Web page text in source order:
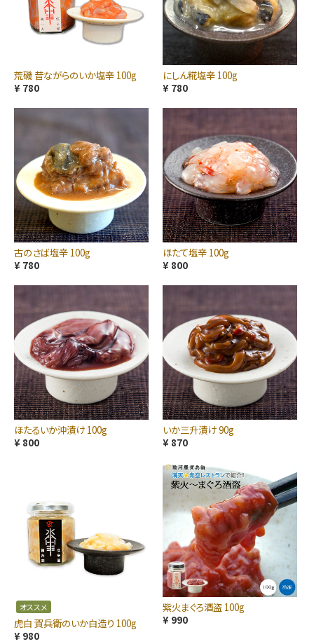
荒磯 昔ながらのいか塩辛 100g
¥ 780
にしん糀塩辛 100g
¥ 780
古のさば塩辛 100g
¥ 780
ほたて塩辛 100g
¥ 800
ほたるいか沖漬け 100g
¥ 800
いか三升漬け 90g
¥ 870
オススメ
虎白 賀兵衛のいか白造り 100g
¥ 980
紫火まぐろ酒盗 100g
¥ 990